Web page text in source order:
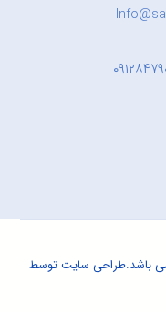
طراحی سایتتوسط